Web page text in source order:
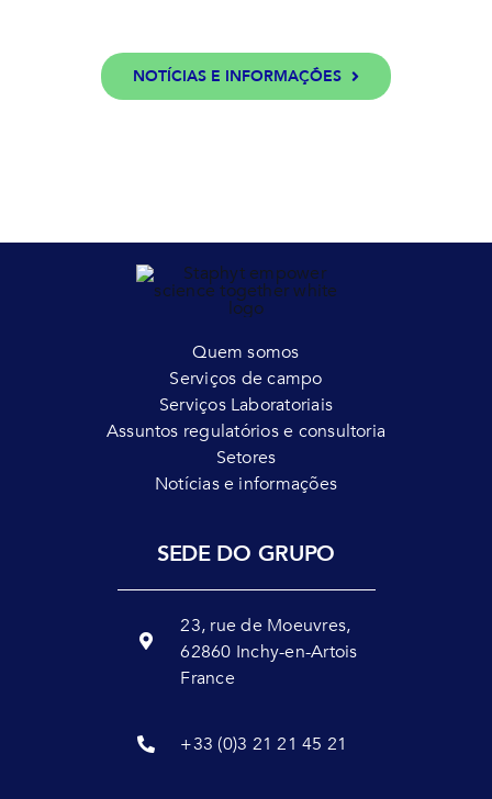
NOTÍCIAS E INFORMAÇÕES
Quem somos
Serviços de campo
Serviços Laboratoriais
Assuntos regulatórios e consultoria
Setores
Notícias e informações
SEDE DO GRUPO
23, rue de Moeuvres,
62860 Inchy-en-Artois
France
+33 (0)3 21 21 45 21